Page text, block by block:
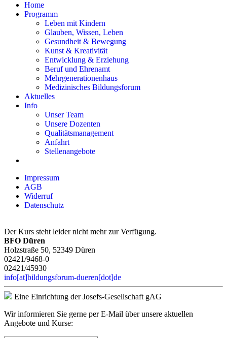
Home
Programm
Leben mit Kindern
Glauben, Wissen, Leben
Gesundheit & Bewegung
Kunst & Kreativität
Entwicklung & Erziehung
Beruf und Ehrenamt
Mehrgenerationenhaus
Medizinisches Bildungsforum
Aktuelles
Info
Unser Team
Unsere Dozenten
Qualitätsmanagement
Anfahrt
Stellenangebote
Impressum
AGB
Widerruf
Datenschutz
Der Kurs steht leider nicht mehr zur Verfügung.
BFO Düren
Holzstraße 50, 52349 Düren
02421/9468-0
02421/45930
info[at]bildungsforum-dueren[dot]de
Eine Einrichtung der Josefs-Gesellschaft gAG
Wir informieren Sie gerne per E-Mail über unsere aktuellen
Angebote und Kurse: